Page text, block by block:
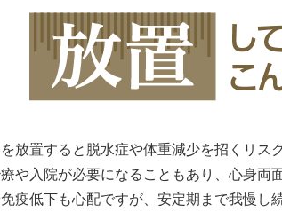
放置すると脱水症や体重減少を招くリス
や入院が必要になることもあり、心身両
疫低下も心配ですが、安定期まで我慢し